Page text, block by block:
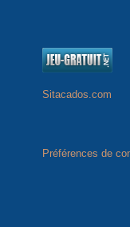
Sitacados.com
Préférences de